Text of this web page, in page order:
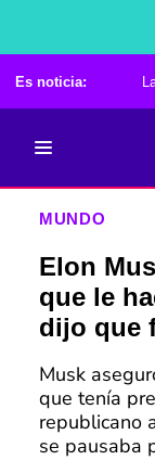
Es noticia:
MUNDO
Elon
que le
dijo que
Musk
que tenía
republicano
se pausaba